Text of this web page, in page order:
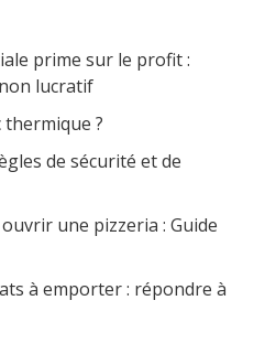
prime sur le profit :
lucratif
?
de sécurité et de
une pizzeria : Guide
à emporter : répondre à